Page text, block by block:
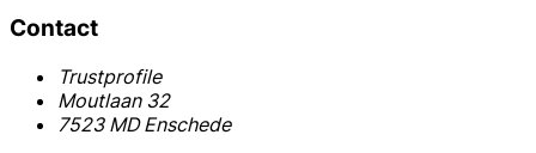
Contact
Trustprofile
Moutlaan 32
7523 MD Enschede